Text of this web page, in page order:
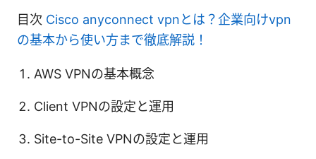
目次 Cisco anyconnect vpnとは？企業向けvpn
の基本から使い方まで徹底解説！
AWS VPNの基本概念
Client VPNの設定と運用
Site-to-Site VPNの設定と運用